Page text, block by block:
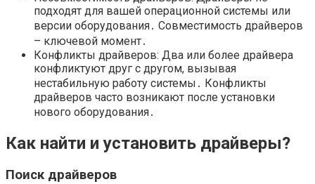
подходят для вашей операционной системы или
версии оборудования․ Совместимость драйверов
– ключевой момент․
Конфликты драйверов: Два или более драйвера
конфликтуют друг с другом, вызывая
нестабильную работу системы․ Конфликты
драйверов часто возникают после установки
нового оборудования․
Как найти и установить драйверы?
Поиск драйверов